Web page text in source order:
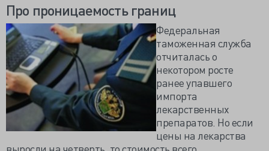
Про проницаемость границ
Федеральная
таможенная служба
отчиталась о
некотором росте
ранее упавшего
импорта
лекарственных
препаратов. Но если
цены на лекарства